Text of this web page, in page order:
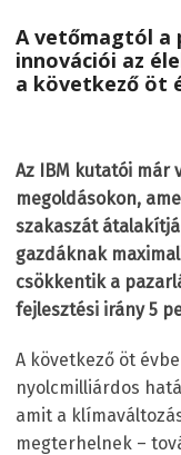
A vetőmagtól a
innovációi az
a következő öt
Az IBM kutatói már
megoldásokon,
szakaszát
gazdáknak
csökkentik a
fejlesztési irány 5
A következő öt
nyolcmilliárdos
amit a
megterhelnek –